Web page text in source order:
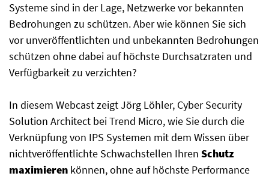
Systeme sind in der Lage, Netzwerke vor bekannten
Bedrohungen zu schützen. Aber wie können Sie sich
vor unveröffentlichten und unbekannten Bedrohungen
schützen ohne dabei auf höchste Durchsatzraten und
Verfügbarkeit zu verzichten?
In diesem Webcast zeigt Jörg Löhler, Cyber Security
Solution Architect bei Trend Micro, wie Sie durch die
Verknüpfung von IPS Systemen mit dem Wissen über
nichtveröffentlichte Schwachstellen Ihren Schutz
maximieren können, ohne auf höchste Performance